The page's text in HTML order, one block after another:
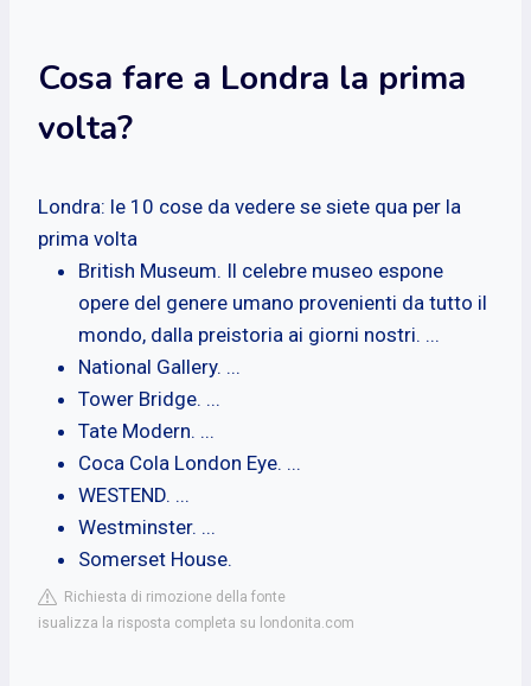
Cosa fare a Londra la prima
volta?
Londra: le 10 cose da vedere se siete qua per la
prima volta
British Museum. Il celebre museo espone
opere del genere umano provenienti da tutto il
mondo, dalla preistoria ai giorni nostri. ...
National Gallery. ...
Tower Bridge. ...
Tate Modern. ...
Coca Cola London Eye. ...
WESTEND. ...
Westminster. ...
Somerset House.
Richiesta di rimozione della fonte
isualizza la risposta completa su londonita.com